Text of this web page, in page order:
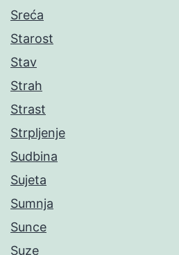
Sreća
Starost
Stav
Strah
Strast
Strpljenje
Sudbina
Sujeta
Sumnja
Sunce
Suze